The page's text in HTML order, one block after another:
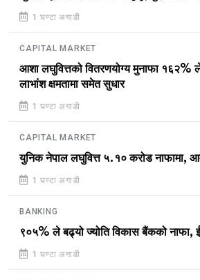
1 घण्टा अगाडी
CAPITAL MARKET
आशा लघुवित्तको वितरणयोग्य मुनाफा १६२%
लाभांश क्षमतामा समेत सुधार
1 घण्टा अगाडी
CAPITAL MARKET
युनिक नेपाल लघुवित्त ५.१० करोड नाफामा,
1 घण्टा अगाडी
BANKING
९०५% ले बढ्यो ज्योति विकास बैंकको नाफा,
1 घण्टा अगाडी